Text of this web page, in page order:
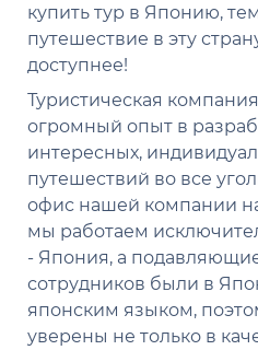
купить тур в Японию,
путешествие в эту
доступнее!
Туристическая
огромный опыт в
интересных,
путешествий во все
офис нашей компании
мы работаем
- Япония, а
сотрудников были в
японским языком,
уверены не только в